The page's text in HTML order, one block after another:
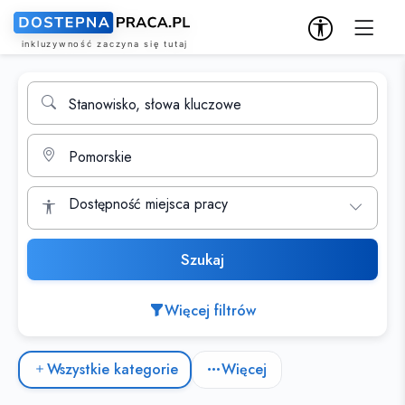
Wyszukiwarka ofert pracy
Stanowisko, słowa kluczowe
Miasto
Dostępność miejsca pracy
Szukaj
Więcej filtrów
Wszystkie kategorie
Więcej